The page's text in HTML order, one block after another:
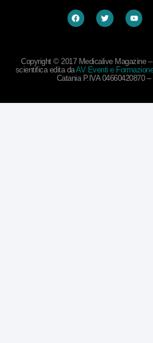
Copyright © 2017 Medicalive Magazine
scientifica edita daAV Eventi e
Catania P.IVA 04660420870